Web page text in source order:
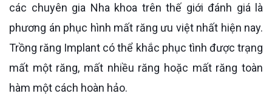
các chuyên gia Nha khoa trên thế giới đánh giá là
phương án phục hình mất răng ưu việt nhất hiện nay.
Trồng răng Implant có thể khắc phục tình được trạng
mất một răng, mất nhiều răng hoặc mất răng toàn
hàm một cách hoàn hảo.